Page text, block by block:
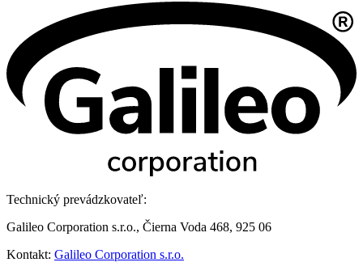
Technický prevádzkovateľ:
Galileo Corporation s.r.o., Čierna Voda 468, 925 06
Kontakt: Galileo Corporation s.r.o.